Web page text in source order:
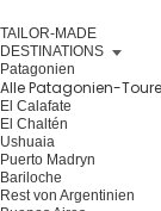
TAILOR-MADE
DESTINATIONS
Patagonien
Alle Patagonien-
El Calafate
El Chaltén
Ushuaia
Puerto Madryn
Bariloche
Rest von Argentinien